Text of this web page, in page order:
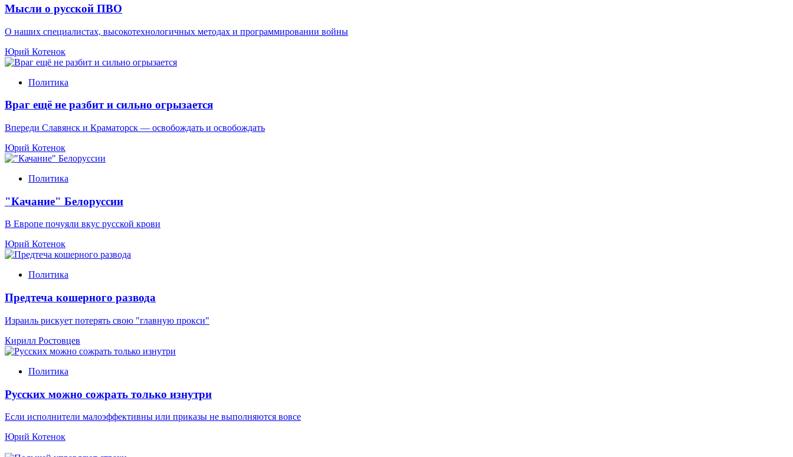
Мысли о русской ПВО
О наших специалистах, высокотехнологичных методах и программировании войны
Юрий Котенок
Политика
Враг ещё не разбит и сильно огрызается
Впереди Славянск и Краматорск — освобождать и освобождать
Юрий Котенок
Политика
"Качание" Белоруссии
В Европе почуяли вкус русской крови
Юрий Котенок
Политика
Предтеча кошерного развода
Израиль рискует потерять свою "главную прокси"
Кирилл Ростовцев
Политика
Русских можно сожрать только изнутри
Если исполнители малоэффективны или приказы не выполняются вовсе
Юрий Котенок